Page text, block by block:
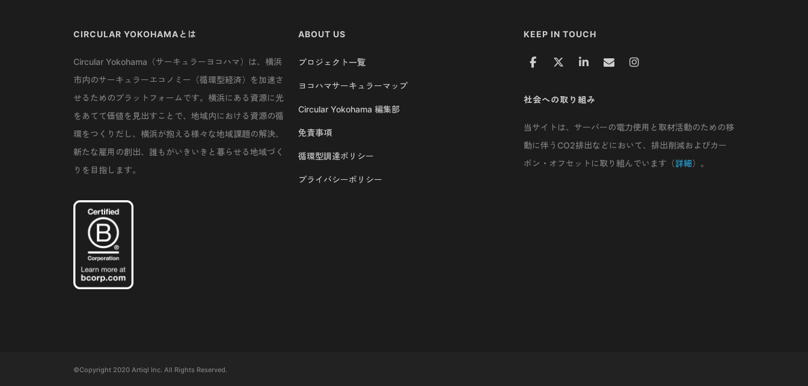
CIRCULAR YOKOHAMAとは
Circular Yokohama（サーキュラーヨコハマ）は、横浜
市内のサーキュラーエコノミー（循環型経済）を加速さ
せるためのプラットフォームです。横浜にある資源に光
をあてて価値を見出すことで、地域内における資源の循
環をつくりだし、横浜が抱える様々な地域課題の解決、
新たな雇用の創出、誰もがいきいきと暮らせる地域づく
りを目指します。
ABOUT US
プロジェクト一覧
ヨコハマサーキュラーマップ
Circular Yokohama 編集部
免責事項
循環型調達ポリシー
プライバシーポリシー
KEEP IN TOUCH
社会への取り組み
当サイトは、サーバーの電力使用と取材活動のための移
動に伴うCO2排出などにおいて、排出削減およびカー
ボン・オフセットに取り組んでいます（詳細）。
©Copyright 2020 Artiql Inc. All Rights Reserved.